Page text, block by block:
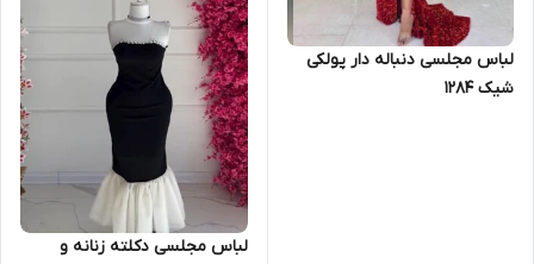
لباس مجلسی دنباله دار پولکی
شیک ۱۲۸۴
لباس مجلسی دکلته زنانه و